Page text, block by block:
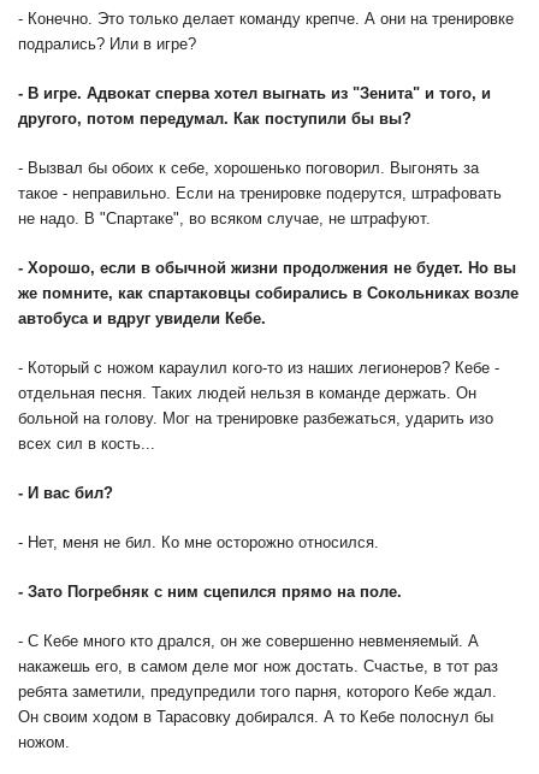
- Конечно. Это только делает команду крепче. А они на тренировке
подрались? Или в игре?
- В игре. Адвокат сперва хотел выгнать из "Зенита" и того, и
другого, потом передумал. Как поступили бы вы?
- Вызвал бы обоих к себе, хорошенько поговорил. Выгонять за
такое - неправильно. Если на тренировке подерутся, штрафовать
не надо. В "Спартаке", во всяком случае, не штрафуют.
- Хорошо, если в обычной жизни продолжения не будет. Но вы
же помните, как спартаковцы собирались в Сокольниках возле
автобуса и вдруг увидели Кебе.
- Который с ножом караулил кого-то из наших легионеров? Кебе -
отдельная песня. Таких людей нельзя в команде держать. Он
больной на голову. Мог на тренировке разбежаться, ударить изо
всех сил в кость...
- И вас бил?
- Нет, меня не бил. Ко мне осторожно относился.
- Зато Погребняк с ним сцепился прямо на поле.
- С Кебе много кто дрался, он же совершенно невменяемый. А
накажешь его, в самом деле мог нож достать. Счастье, в тот раз
ребята заметили, предупредили того парня, которого Кебе ждал.
Он своим ходом в Тарасовку добирался. А то Кебе полоснул бы
ножом.